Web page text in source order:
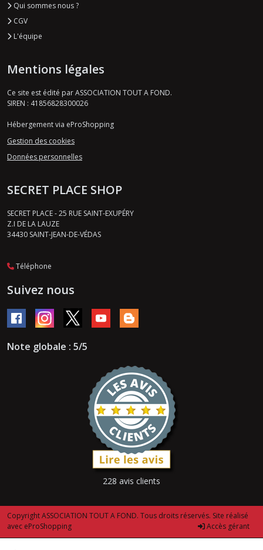
Qui sommes nous ?
CGV
L'équipe
Mentions légales
Ce site est édité par ASSOCIATION TOUT A FOND.
SIREN : 41856828300026
Hébergement via eProShopping
Gestion des cookies
Données personnelles
SECRET PLACE SHOP
SECRET PLACE - 25 RUE SAINT-EXUPÉRY
Z.I DE LA LAUZE
34430 SAINT-JEAN-DE-VÉDAS
Téléphone
Suivez nous
Note globale : 5/5
228 avis clients
Copyright ASSOCIATION TOUT A FOND. Tous droits réservés. Site réalisé
avec eProShopping Accès gérant